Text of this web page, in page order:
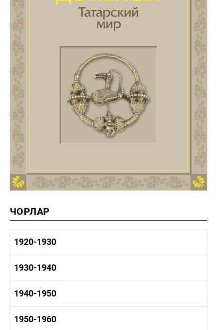
ЧОРЛАР
1920-1930
1920-1930 тарих
1920-1930 мәдәният
1930-1940
1930-1940 тарих
1930-1940 мәдәният
1940-1950
1940-1950 тарих
1950-1960